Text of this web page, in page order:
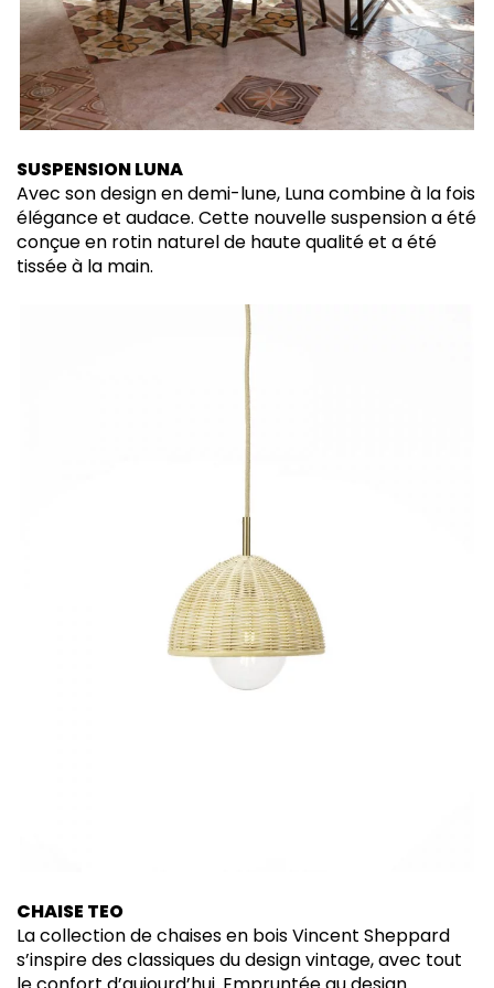
SUSPENSION LUNA
Avec son design en demi-lune, Luna combine à la fois
élégance et audace. Cette nouvelle suspension a été
conçue en rotin naturel de haute qualité et a été
tissée à la main.
CHAISE TEO
La collection de chaises en bois Vincent Sheppard
s’inspire des classiques du design vintage, avec tout